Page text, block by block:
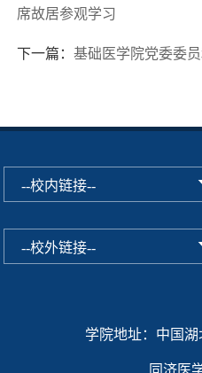
席故居参观学习
下一篇：基础医学院党委委
学院地址：中国
同济医学院基